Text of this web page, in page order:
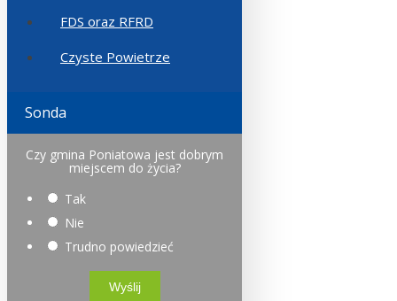
FDS oraz RFRD
Czyste Powietrze
Sonda
Czy gmina Poniatowa jest dobrym
miejscem do życia?
Tak
Nie
Trudno powiedzieć